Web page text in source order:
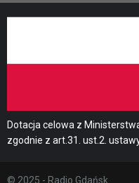
Dotacja celowa z
zgodnie z art.31. ust.2.
© 2025 - Radio Gdańsk